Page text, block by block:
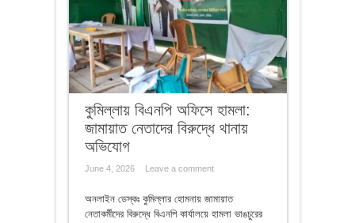
কুমিল্লায় বিএনপি অফিসে হামলা:
জামায়াত নেতাদের বিরুদ্ধে থানায়
অভিযোগ
June 4, 2026 Leave a comment
অনলাইন ডেস্কঃ কুমিল্লার হোমনায় জামায়াত
নেতাকর্মীদের বিরুদ্ধে বিএনপি কার্যালয়ে হামলা ভাঙচুরের